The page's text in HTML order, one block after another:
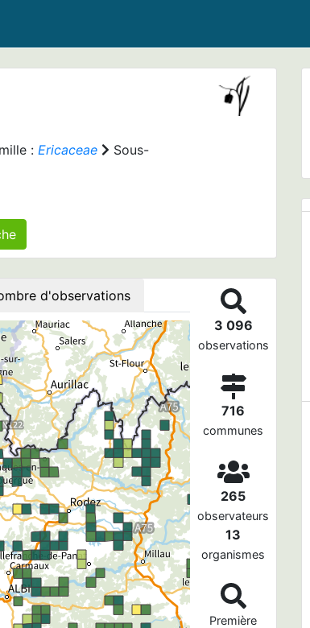
: Ericaceae Sous-
sur cette fiche
d'observations
3 096
observations
716
communes
265
observateurs
13
organismes
Première